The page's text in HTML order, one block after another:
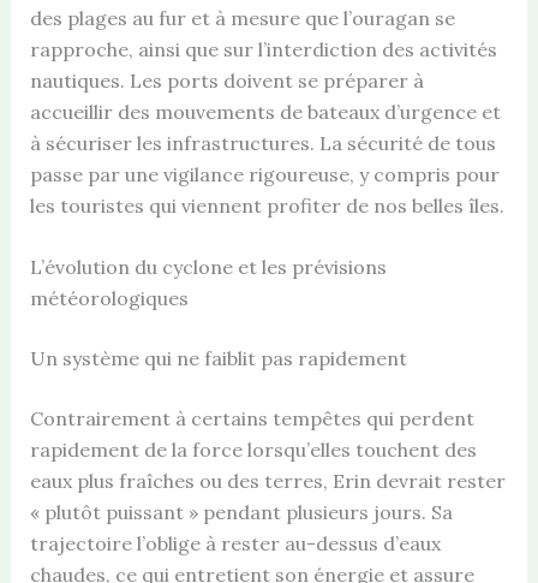
des plages au fur et à mesure que l’ouragan se
rapproche, ainsi que sur l’interdiction des activités
nautiques. Les ports doivent se préparer à
accueillir des mouvements de bateaux d’urgence et
à sécuriser les infrastructures. La sécurité de tous
passe par une vigilance rigoureuse, y compris pour
les touristes qui viennent profiter de nos belles îles.
L’évolution du cyclone et les prévisions
météorologiques
Un système qui ne faiblit pas rapidement
Contrairement à certains tempêtes qui perdent
rapidement de la force lorsqu’elles touchent des
eaux plus fraîches ou des terres, Erin devrait rester
« plutôt puissant » pendant plusieurs jours. Sa
trajectoire l’oblige à rester au-dessus d’eaux
chaudes, ce qui entretient son énergie et assure